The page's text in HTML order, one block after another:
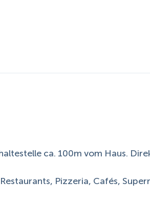
ca. 100m vom Haus.
Pizzeria, Cafés,